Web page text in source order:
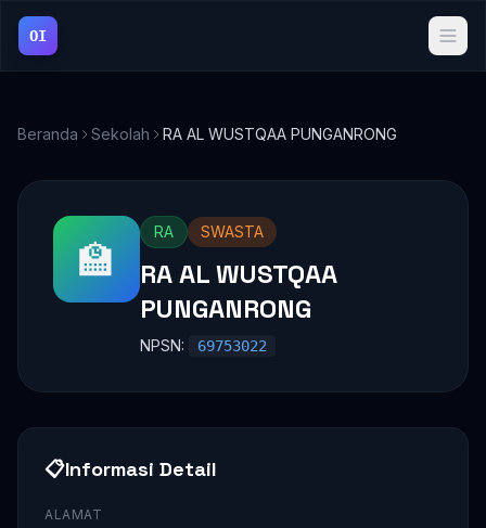
OI
Beranda Sekolah RA AL WUSTQAA PUNGANRONG
🏫
RA SWASTA
RA AL WUSTQAA
PUNGANRONG
NPSN: 69753022
📋Informasi Detail
ALAMAT